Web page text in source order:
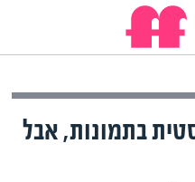
בתמונות, אבל